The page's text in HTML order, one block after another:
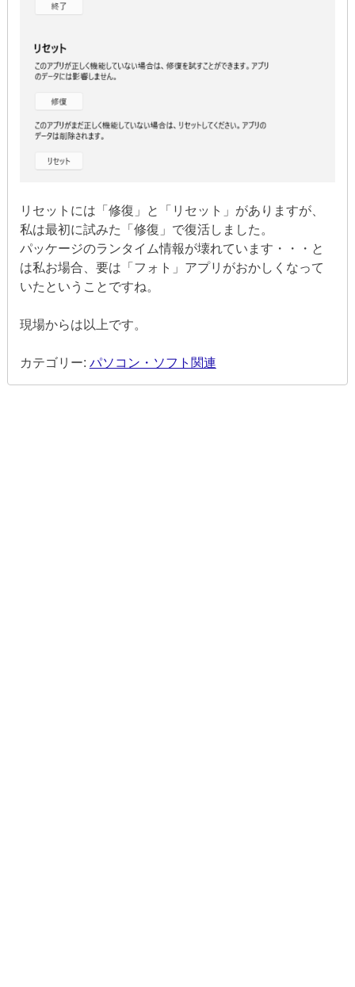
リセットには「修復」と「リセット」がありますが、
私は最初に試みた「修復」で復活しました。
パッケージのランタイム情報が壊れています・・・と
は私お場合、要は「フォト」アプリがおかしくなって
いたということですね。
現場からは以上です。
カテゴリー: パソコン・ソフト関連